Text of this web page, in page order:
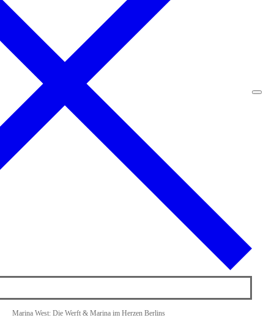
Marina West: Die Werft & Marina im Herzen Berlins